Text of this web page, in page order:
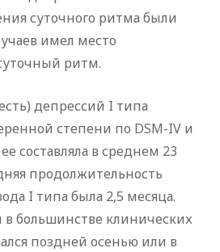
суточного ритма были
имел место
ритм.
депрессий I типа
степени по DSM-IV и
составляла в среднем 23
продолжительность
I типа была 2,5 месяца.
большинстве клинических
поздней осенью или в